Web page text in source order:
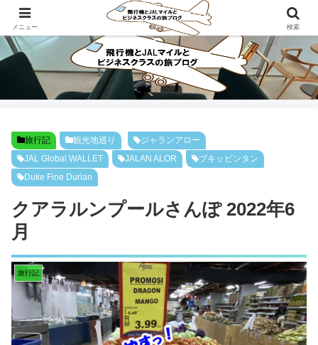
ビジネスクラスで旅にでよう！！
旅行記 観光地巡り
ジャランアロー
JAL Global WALLET
JALAN ALOR
ブキッビンタン
Duke Fine Durian
クアラルンプールさんぽ 2022年6
月
旅行記
メニュー 検索